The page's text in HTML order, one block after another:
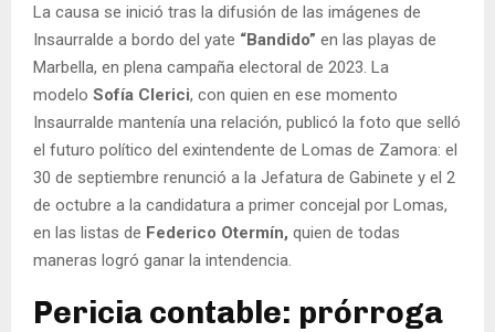
La causa se inició tras la difusión de las imágenes de
Insaurralde a bordo del yate “Bandido” en las playas de
Marbella, en plena campaña electoral de 2023. La
modelo Sofía Clerici, con quien en ese momento
Insaurralde mantenía una relación, publicó la foto que selló
el futuro político del exintendente de Lomas de Zamora: el
30 de septiembre renunció a la Jefatura de Gabinete y el 2
de octubre a la candidatura a primer concejal por Lomas,
en las listas de Federico Otermín, quien de todas
maneras logró ganar la intendencia.
Pericia contable: prórroga